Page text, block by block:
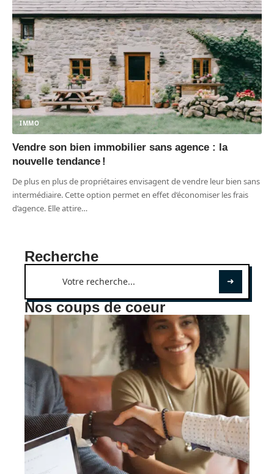
IMMO
Vendre son bien immobilier sans agence : la
nouvelle tendance !
De plus en plus de propriétaires envisagent de vendre leur bien sans
intermédiaire. Cette option permet en effet d’économiser les frais
d’agence. Elle attire…
Recherche
Nos coups de coeur